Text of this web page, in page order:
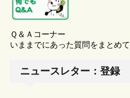
Ｑ＆Ａコーナー
いままでにあった質問をまとめて
ニュースレター：登録